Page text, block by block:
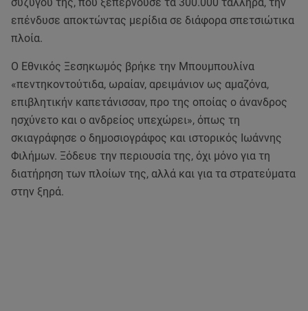
επένδυσε αποκτώντας μερίδια σε διάφορα σπετσιώτικα
πλοία.
Ο Εθνικός Ξεσηκωμός βρήκε την Μπουμπουλίνα
«πεντηκοντούτιδα, ωραίαν, αρειμάνιον ως αμαζόνα,
επιβλητικήν καπετάνισσαν, προ της οποίας ο άνανδρος
ησχύνετο και ο ανδρείος υπεχώρει», όπως τη
σκιαγράφησε ο δημοσιογράφος και ιστορικός Ιωάννης
Φιλήμων. Ξόδευε την περιουσία της, όχι μόνο για τη
διατήρηση των πλοίων της, αλλά και για τα στρατεύματα
στην ξηρά.